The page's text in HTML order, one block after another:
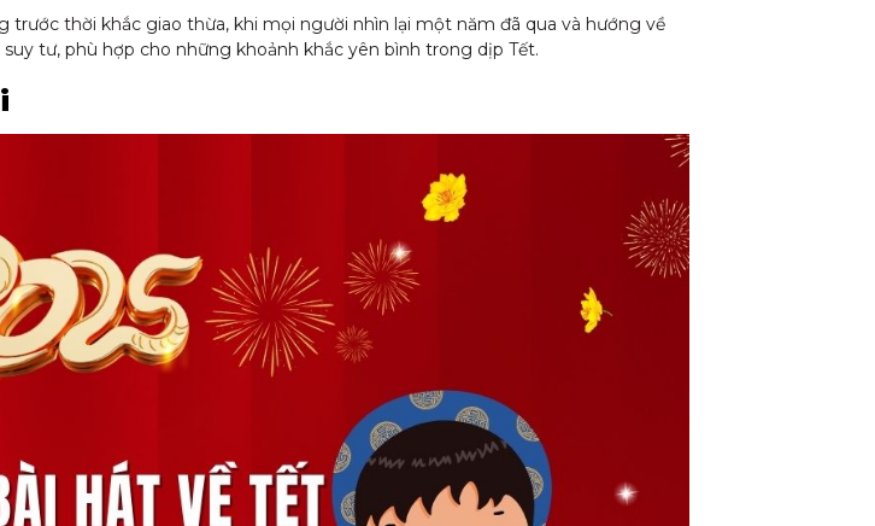
trước thời khắc giao thừa, khi mọi người nhìn lại một năm đã qua và hướng về
tư, phù hợp cho những khoảnh khắc yên bình trong dịp Tết.